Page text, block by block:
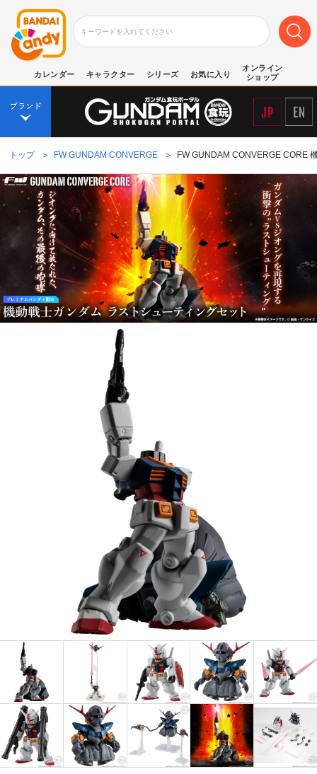
カレンダー キャラクター シリーズ お気に入り
オンライン
ショップ
トップ ＞ FW GUNDAM CONVERGE ＞ FW GUNDAM CONVERGE CORE